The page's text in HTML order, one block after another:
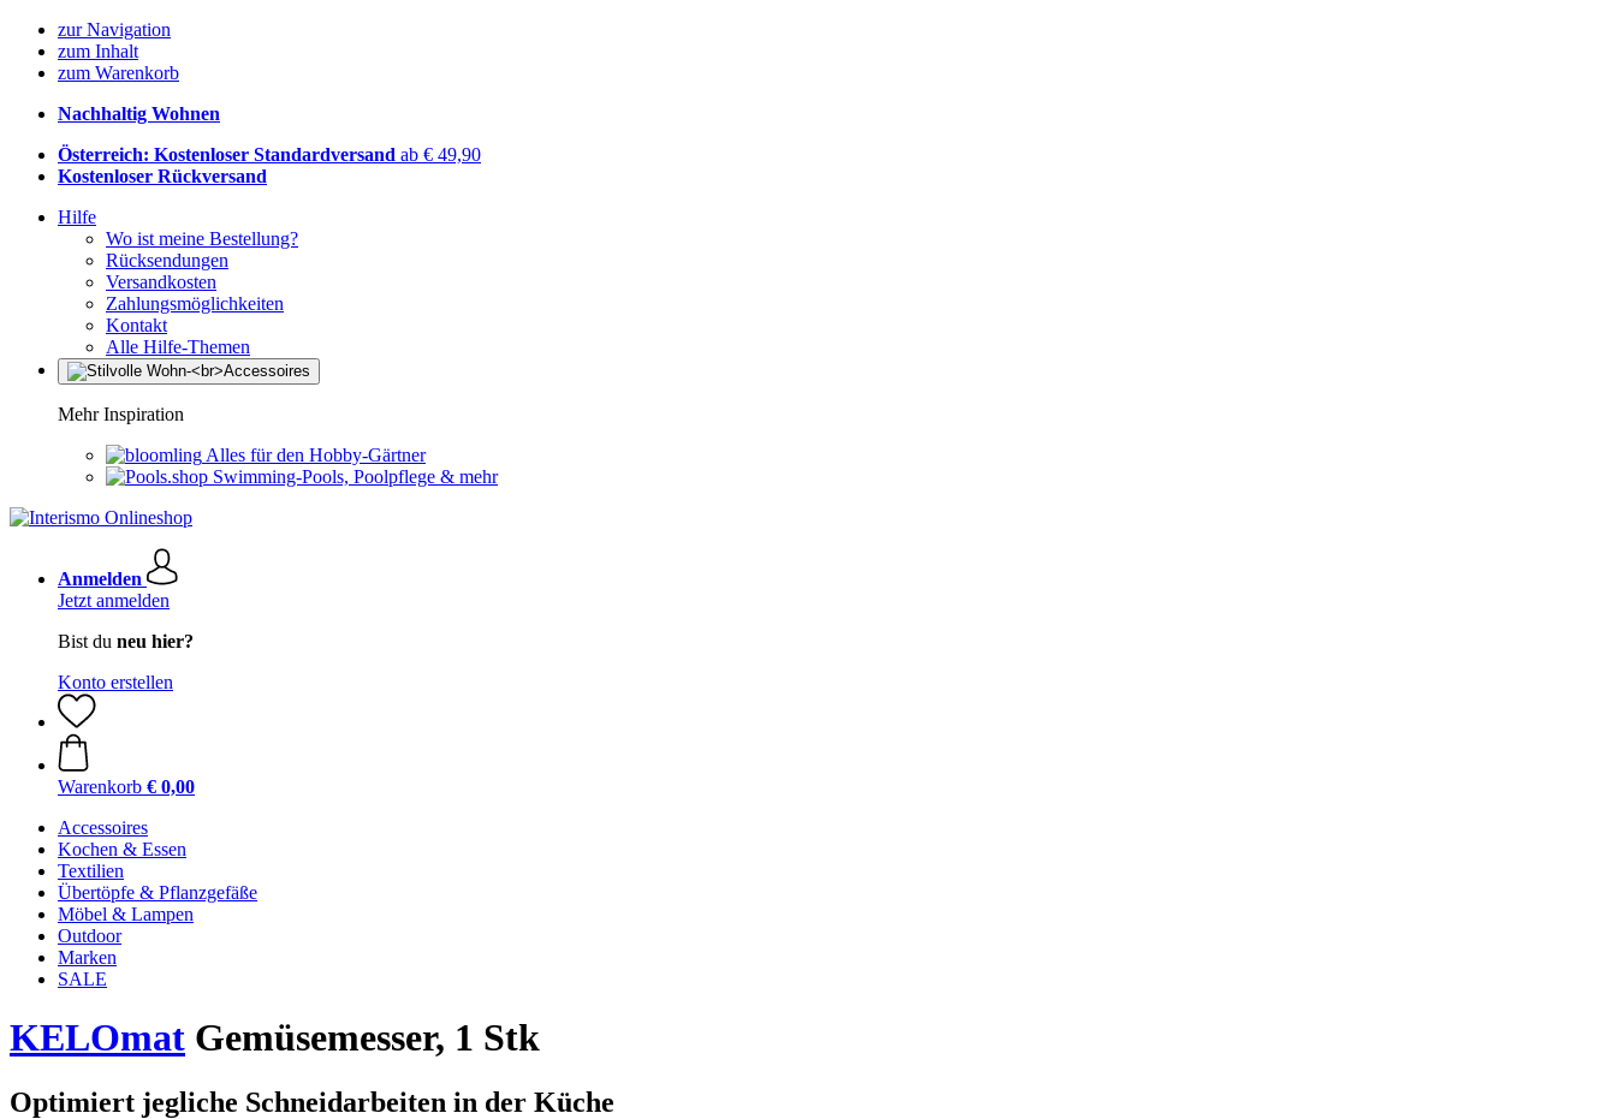
zur Navigation
zum Inhalt
zum Warenkorb
Nachhaltig Wohnen
Österreich: Kostenloser Standardversand ab € 49,90
Kostenloser Rückversand
Hilfe
Wo ist meine Bestellung?
Rücksendungen
Versandkosten
Zahlungsmöglichkeiten
Kontakt
Alle Hilfe-Themen
Mehr Inspiration
Alles für den Hobby-Gärtner
Swimming-Pools, Poolpflege & mehr
Anmelden
Jetzt anmelden
Bist du neu hier?
Konto erstellen
Warenkorb € 0,00
Accessoires
Kochen & Essen
Textilien
Übertöpfe & Pflanzgefäße
Möbel & Lampen
Outdoor
Marken
SALE
KELOmat Gemüsemesser, 1 Stk
Optimiert jegliche Schneidarbeiten in der Küche